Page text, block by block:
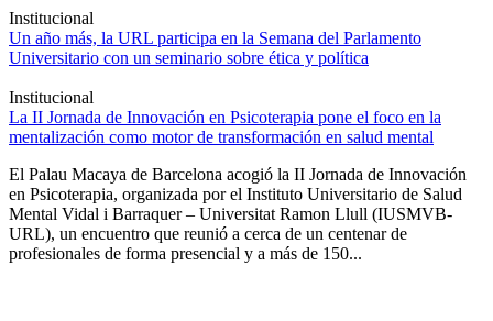
Institucional
Un año más, la URL participa en la Semana del Parlamento
Universitario con un seminario sobre ética y política
Institucional
La II Jornada de Innovación en Psicoterapia pone el foco en la
mentalización como motor de transformación en salud mental
El Palau Macaya de Barcelona acogió la II Jornada de Innovación
en Psicoterapia, organizada por el Instituto Universitario de Salud
Mental Vidal i Barraquer – Universitat Ramon Llull (IUSMVB-
URL), un encuentro que reunió a cerca de un centenar de
profesionales de forma presencial y a más de 150...